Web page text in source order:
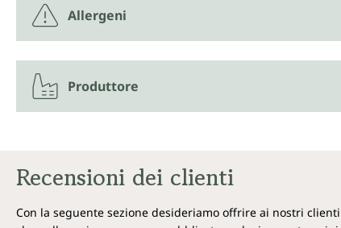
Allergeni
Produttore
Recensioni dei clienti
Con la seguente sezione desideriamo offrire ai nostri